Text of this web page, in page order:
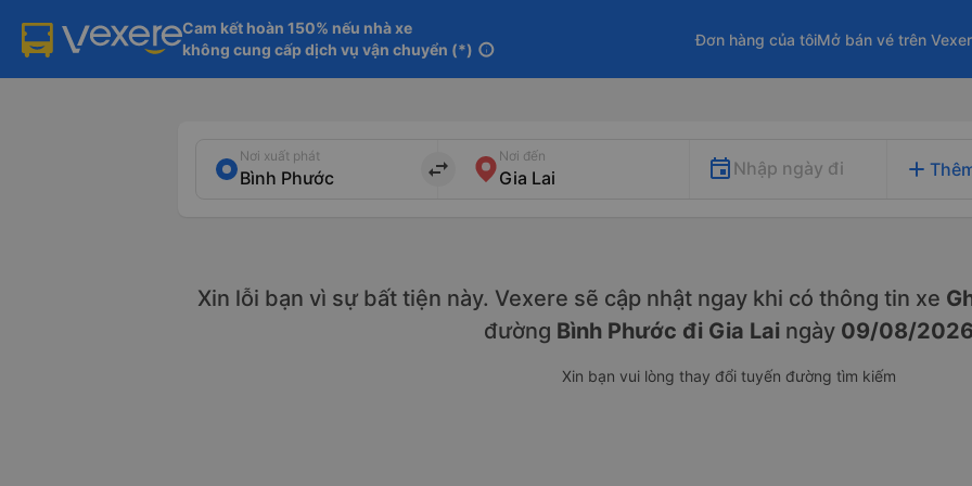
Cam kết hoàn 150% nếu nhà xe
không cung cấp dịch vụ vận chuyển (*) info
Đơn hàng của tôiMở bán vé trên
Nơi xuất phát
import_export
Nơi đến
Nhập ngày đi add
Xin lỗi bạn vì sự bất tiện này. Vexere sẽ cập nhật ngay khi có thông tin xe
đường Bình Phước đi Gia Lai ngày 09/08/2026
Xin bạn vui lòng thay đổi tuyến đường tìm kiếm